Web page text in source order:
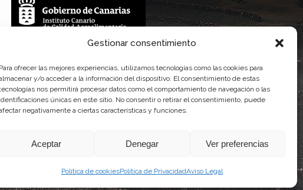
Gestionar consentimiento
Para ofrecer las mejores experiencias, utilizamos tecnologías como las cookies para
y/o acceder a la información del dispositivo. El consentimiento de estas
nos permitirá procesar datos como el comportamiento de navegación o las
identificaciones únicas en este sitio. No consentir o retirar el consentimiento, puede
negativamente a ciertas características y funciones.
Aceptar Denegar Ver preferencias
Política de cookiesPolítica de PrivacidadAviso Legal
por el Gobierno de Canarias
Agroalimentaria